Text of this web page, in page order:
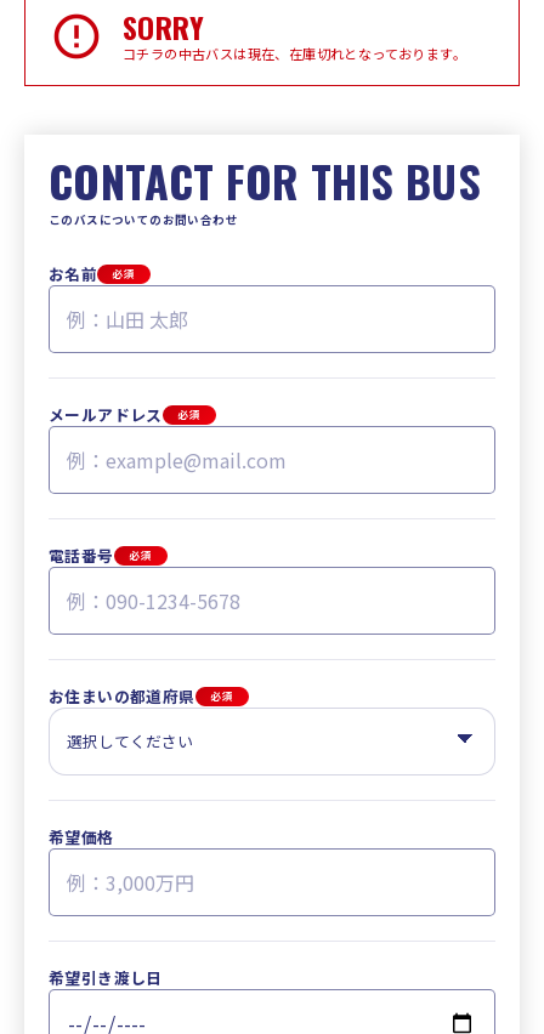
SORRY
コチラの中古バスは現在、在庫切れとなっております。
CONTACT FOR THIS BUS
このバスについてのお問い合わせ
お名前 必須
メールアドレス 必須
電話番号 必須
お住まいの都道府県 必須
希望価格
希望引き渡し日